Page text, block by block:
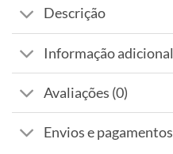
Descrição
Informação adicional
Avaliações (0)
Envios e pagamentos